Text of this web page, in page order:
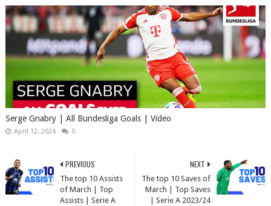
Serge Gnabry | All Bundesliga Goals | Video
April 12, 2024 0
NEXT
The top 10 Saves of
March | Top Saves
| Serie A 2023/24
PREVIOUS
The top 10 Assists
of March | Top
Assists | Serie A